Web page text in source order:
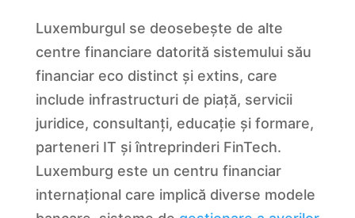
Luxemburgul se deosebește de alte
centre financiare datorită sistemului său
financiar eco distinct și extins, care
include infrastructuri de piață, servicii
juridice, consultanți, educație și formare,
parteneri IT și întreprinderi FinTech.
Luxemburg este un centru financiar
internațional care implică diverse modele